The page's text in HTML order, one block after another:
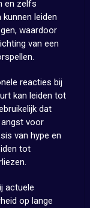
en zelfs
leiden
waardoor
van een
reacties bij
kan leiden tot
dat
voor
van hype en
tot
actuele
op lange